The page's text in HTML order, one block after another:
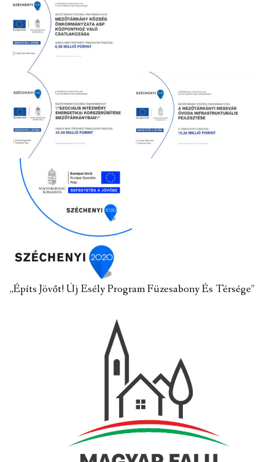
„Építs Jövőt! Új Esély Program Füzesabony És Térsége”